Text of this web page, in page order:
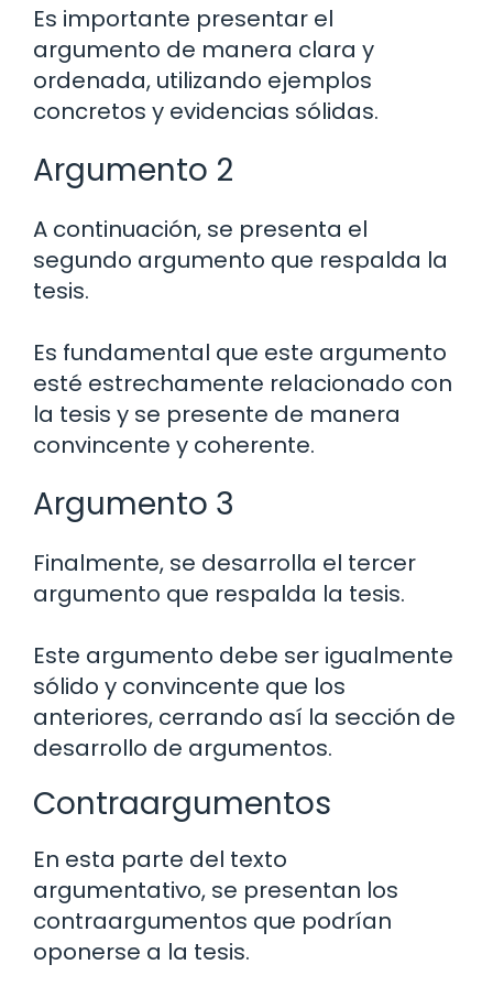
Es importante presentar el
argumento de manera clara y
ordenada, utilizando ejemplos
concretos y evidencias sólidas.
Argumento 2
A continuación, se presenta el
segundo argumento que respalda la
tesis.
Es fundamental que este argumento
esté estrechamente relacionado con
la tesis y se presente de manera
convincente y coherente.
Argumento 3
Finalmente, se desarrolla el tercer
argumento que respalda la tesis.
Este argumento debe ser igualmente
sólido y convincente que los
anteriores, cerrando así la sección de
desarrollo de argumentos.
Contraargumentos
En esta parte del texto
argumentativo, se presentan los
contraargumentos que podrían
oponerse a la tesis.